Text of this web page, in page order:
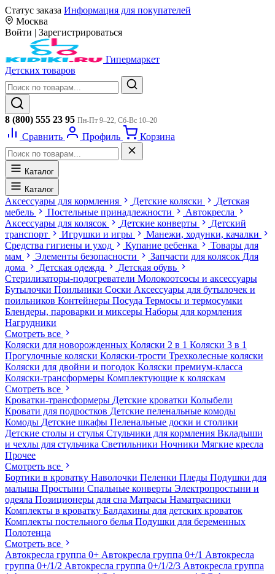
Статус заказа Информация для покупателей
Москва
Войти | Зарегистрироваться
Гипермаркет
Детских товаров
8 (800) 555 23 95 Пн-Пт 9–22, Сб-Вс 10–20
Сравнить Профиль Корзина
Каталог
Каталог
Аксессуары для кормления Детские коляски
Детская
мебель
Постельные принадлежности
Автокресла
Аксессуары для колясок
Детские конверты
Детский
транспорт
Игрушки и игры
Манежи, ходунки, качалки
Средства гигиены и уход
Купание ребенка
Товары для
мам
Элементы безопасности Запчасти для колясок Для
дома
Детская одежда
Детская обувь
Стерилизаторы-подогреватели Молокоотсосы и аксессуары
Бутылочки Поильники Соски Аксессуары для бутылочек и
поильников Контейнеры Посуда Термосы и термосумки
Блендеры, пароварки и миксеры Наборы для кормления
Нагрудники
Смотреть все
Коляски для новорожденных Коляски 2 в 1 Коляски 3 в 1
Прогулочные коляски Коляски-трости Трехколесные коляски
Коляски для двойни и погодок Коляски премиум-класса
Коляски-трансформеры Комплектующие к коляскам
Смотреть все
Кроватки-трансформеры Детские кроватки Колыбели
Кровати для подростков Детские пеленальные комоды
Комоды Детские шкафы Пеленальные доски и столики
Детские столы и стулья Стульчики для кормления Вкладыши
и чехлы для стульчика Светильники Ночники Мягкие кресла
Прочее
Смотреть все
Бортики в кроватку Наволочки Пеленки Пледы Подушки для
малыша Простыни Спальные конверты Электропростыни и
одеяла Позиционеры для сна Матрасы Наматрасники
Комплекты в кроватку Балдахины для детских кроваток
Комплекты постельного белья Подушки для беременных
Полотенца
Смотреть все
Автокресла группа 0+ Автокресла группа 0+/1 Автокресла
группа 0+/1/2 Автокресла группа 0+/1/2/3 Автокресла группа